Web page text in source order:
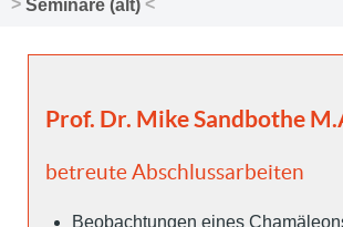
Seminare (alt)
Prof. Dr. Mike Sandbothe
betreute Abschlussarbeiten
Beobachtungen eines